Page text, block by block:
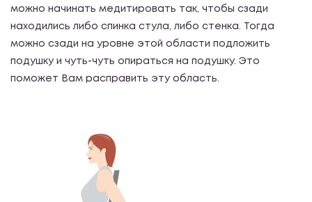
можно начинать медитировать так, чтобы сзади
находились либо спинка стула, либо стенка. Тогда
можно сзади на уровне этой области подложить
подушку и чуть-чуть опираться на подушку. Это
поможет Вам расправить эту область.